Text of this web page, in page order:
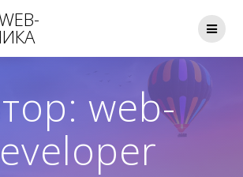
web-